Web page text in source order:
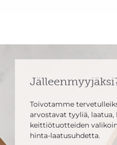
Toivotamme
arvostavat tyyliä, laatua,
keittiötuotteiden
hinta-laatusuhdetta.